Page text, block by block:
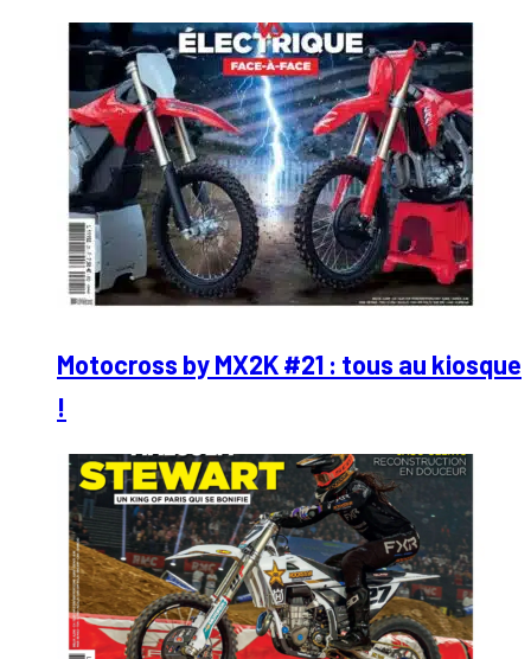
Motocross by MX2K #21 : tous au kiosque
!